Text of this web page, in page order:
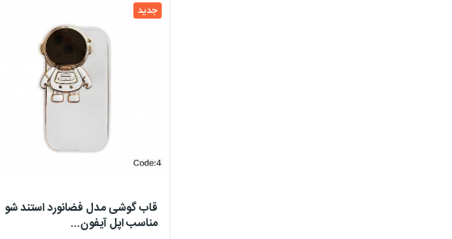
جدید
قاب گوشی مدل فضانورد استند شو
مناسب اپل آیفون...